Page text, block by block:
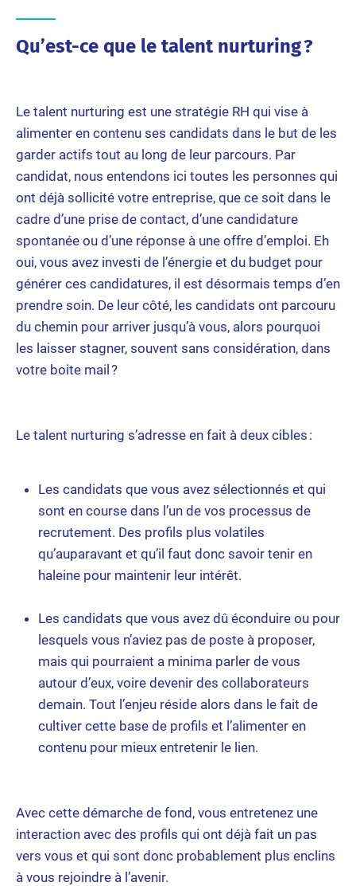
Qu’est-ce que le talent nurturing ?
Le talent nurturing est une stratégie RH qui vise à
alimenter en contenu ses candidats dans le but de les
garder actifs tout au long de leur parcours. Par
candidat, nous entendons ici toutes les personnes qui
ont déjà sollicité votre entreprise, que ce soit dans le
cadre d’une prise de contact, d’une candidature
spontanée ou d’une réponse à une offre d’emploi. Eh
oui, vous avez investi de l’énergie et du budget pour
générer ces candidatures, il est désormais temps d’en
prendre soin. De leur côté, les candidats ont parcouru
du chemin pour arriver jusqu’à vous, alors pourquoi
les laisser stagner, souvent sans considération, dans
votre boite mail ?
Le talent nurturing s’adresse en fait à deux cibles :
Les candidats que vous avez sélectionnés et qui
sont en course dans l’un de vos processus de
recrutement. Des profils plus volatiles
qu’auparavant et qu’il faut donc savoir tenir en
haleine pour maintenir leur intérêt.
Les candidats que vous avez dû éconduire ou pour
lesquels vous n’aviez pas de poste à proposer,
mais qui pourraient a minima parler de vous
autour d’eux, voire devenir des collaborateurs
demain. Tout l’enjeu réside alors dans le fait de
cultiver cette base de profils et l’alimenter en
contenu pour mieux entretenir le lien.
Avec cette démarche de fond, vous entretenez une
interaction avec des profils qui ont déjà fait un pas
vers vous et qui sont donc probablement plus enclins
à vous rejoindre à l’avenir.